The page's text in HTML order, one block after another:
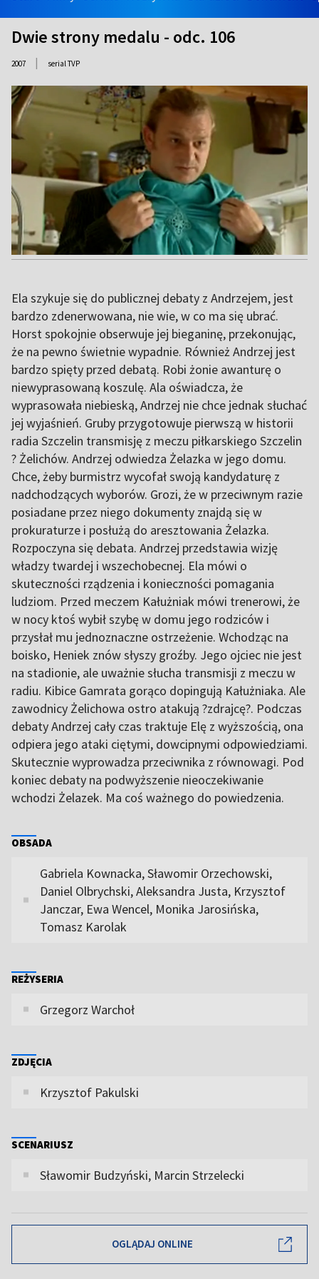
Dwie strony medalu - odc. 106
2007 | serial TVP
Ela szykuje się do publicznej debaty z Andrzejem, jest
bardzo zdenerwowana, nie wie, w co ma się ubrać.
Horst spokojnie obserwuje jej bieganinę, przekonując,
że na pewno świetnie wypadnie. Również Andrzej jest
bardzo spięty przed debatą. Robi żonie awanturę o
niewyprasowaną koszulę. Ala oświadcza, że
wyprasowała niebieską, Andrzej nie chce jednak słuchać
jej wyjaśnień. Gruby przygotowuje pierwszą w historii
radia Szczelin transmisję z meczu piłkarskiego Szczelin
? Żelichów. Andrzej odwiedza Żelazka w jego domu.
Chce, żeby burmistrz wycofał swoją kandydaturę z
nadchodzących wyborów. Grozi, że w przeciwnym razie
posiadane przez niego dokumenty znajdą się w
prokuraturze i posłużą do aresztowania Żelazka.
Rozpoczyna się debata. Andrzej przedstawia wizję
władzy twardej i wszechobecnej. Ela mówi o
skuteczności rządzenia i konieczności pomagania
ludziom. Przed meczem Kałużniak mówi trenerowi, że
w nocy ktoś wybił szybę w domu jego rodziców i
przysłał mu jednoznaczne ostrzeżenie. Wchodząc na
boisko, Heniek znów słyszy groźby. Jego ojciec nie jest
na stadionie, ale uważnie słucha transmisji z meczu w
radiu. Kibice Gamrata gorąco dopingują Kałużniaka. Ale
zawodnicy Żelichowa ostro atakują ?zdrajcę?. Podczas
debaty Andrzej cały czas traktuje Elę z wyższością, ona
odpiera jego ataki ciętymi, dowcipnymi odpowiedziami.
Skutecznie wyprowadza przeciwnika z równowagi. Pod
koniec debaty na podwyższenie nieoczekiwanie
wchodzi Żelazek. Ma coś ważnego do powiedzenia.
OBSADA
Gabriela Kownacka, Sławomir Orzechowski,
Daniel Olbrychski, Aleksandra Justa, Krzysztof
Janczar, Ewa Wencel, Monika Jarosińska,
Tomasz Karolak
REŻYSERIA
Grzegorz Warchoł
ZDJĘCIA
Krzysztof Pakulski
SCENARIUSZ
Sławomir Budzyński, Marcin Strzelecki
OGLĄDAJ ONLINE